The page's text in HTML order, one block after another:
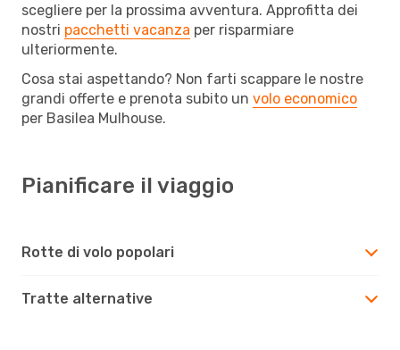
scegliere per la prossima avventura. Approfitta dei
nostri pacchetti vacanza per risparmiare
ulteriormente.
Cosa stai aspettando? Non farti scappare le nostre
grandi offerte e prenota subito un volo economico
per Basilea Mulhouse.
Pianificare il viaggio
Rotte di volo popolari
Tratte alternative